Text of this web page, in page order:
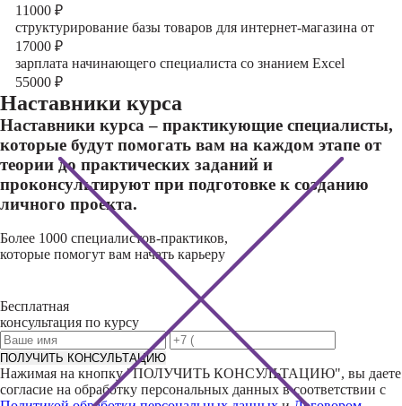
11000 ₽
структурирование базы товаров для интернет-магазина от
17000 ₽
зарплата начинающего специалиста со знанием Excel
55000 ₽
Наставники курса
Наставники курса – практикующие специалисты,
которые будут помогать вам на каждом этапе от
теории до практических заданий и
проконсультируют при подготовке к созданию
личного проекта.
Более 1000 специалистов-практиков,
которые помогут вам начать карьеру
Бесплатная
консультация по курсу
ПОЛУЧИТЬ КОНСУЛЬТАЦИЮ
Нажимая на кнопку "ПОЛУЧИТЬ КОНСУЛЬТАЦИЮ", вы даете
согласие на обработку персональных данных в соответствии с